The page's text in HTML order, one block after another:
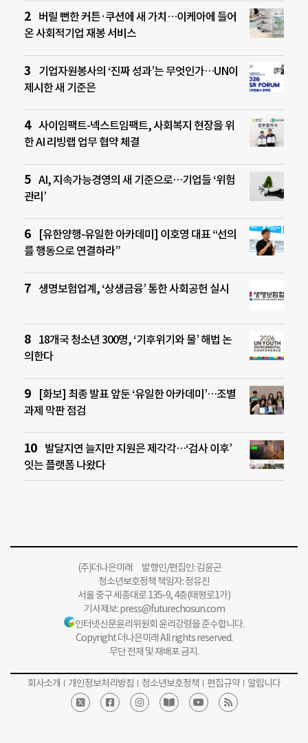
버릴 뻔한 커튼·쿠션에 새 가치…이케아에 들어
온 사회적기업 재봉 서비스
기업자원봉사의 ‘진짜 성과’는 무엇인가…UN이
제시한 새 기준은
사이임팩트-넥스트임팩트, 사회복지 현장을 위
한 AI 리빙랩 업무 협약 체결
AI, 지속가능경영의 새 기준으로…기업들 ‘위험
관리’
[유한양행-유일한 아카데미] 이호영 대표 “선의
를 행동으로 연결하라”
생명보험업계, ‘상생금융’ 통한 사회공헌 실시
18개국 청소년 300명, ‘기후위기와 물’ 해법 논
의한다
[화보] 최종 발표 앞둔 ‘유일한 아카데미’…조별
과제 막판 점검
발달지연 늘지만 지원은 제각각…‘검사 이후’
잇는 플랫폼 나왔다
(주)더나은미래 발행인/편집인: 김윤곤
청소년보호정책 책임자: 정유진
서울 중구 세종대로 135-9, 4층(태평로1가)
기사제보:press@futurechosun.com
인터넷신문윤리위원회 윤리강령을 준수합니다.
Copyright 더나은미래 All rights reserved.
무단 전재 및 재배포 금지.
회사소개 개인정보처리방침 청소년보호정책 편집규약 알립니다